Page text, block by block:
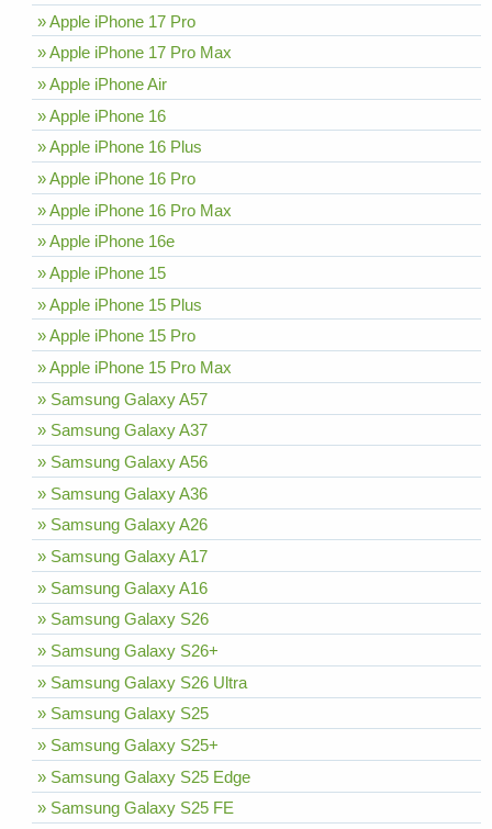
» Apple iPhone 17 Pro
» Apple iPhone 17 Pro Max
» Apple iPhone Air
» Apple iPhone 16
» Apple iPhone 16 Plus
» Apple iPhone 16 Pro
» Apple iPhone 16 Pro Max
» Apple iPhone 16e
» Apple iPhone 15
» Apple iPhone 15 Plus
» Apple iPhone 15 Pro
» Apple iPhone 15 Pro Max
» Samsung Galaxy A57
» Samsung Galaxy A37
» Samsung Galaxy A56
» Samsung Galaxy A36
» Samsung Galaxy A26
» Samsung Galaxy A17
» Samsung Galaxy A16
» Samsung Galaxy S26
» Samsung Galaxy S26+
» Samsung Galaxy S26 Ultra
» Samsung Galaxy S25
» Samsung Galaxy S25+
» Samsung Galaxy S25 Edge
» Samsung Galaxy S25 FE